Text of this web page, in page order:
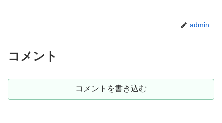
admin
コメント
コメントを書き込む